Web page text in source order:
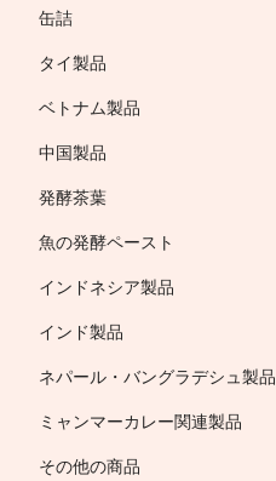
缶詰
タイ製品
ベトナム製品
中国製品
発酵茶葉
魚の発酵ペースト
インドネシア製品
インド製品
ネパール・バングラデシュ製品
ミャンマーカレー関連製品
その他の商品